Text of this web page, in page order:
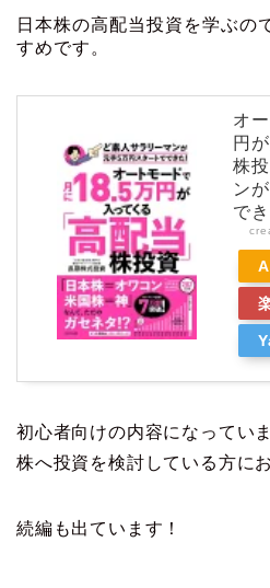
日本株の高配当投資を学ぶの
すめです。
オ
円
株
ン
で
初心者向けの内容になってい
株へ投資を検討している方に
続編も出ています！